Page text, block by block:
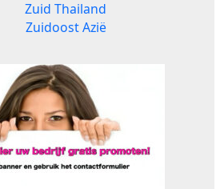
Zuid Thailand
Zuidoost Azië